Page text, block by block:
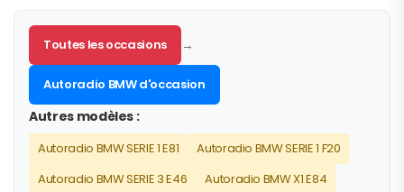
Toutes les occasions →
Autoradio BMW d'occasion
Autres modèles :
Autoradio BMW SERIE 1 E81
Autoradio BMW SERIE 1 F20
Autoradio BMW SERIE 3 E46
Autoradio BMW X1 E84